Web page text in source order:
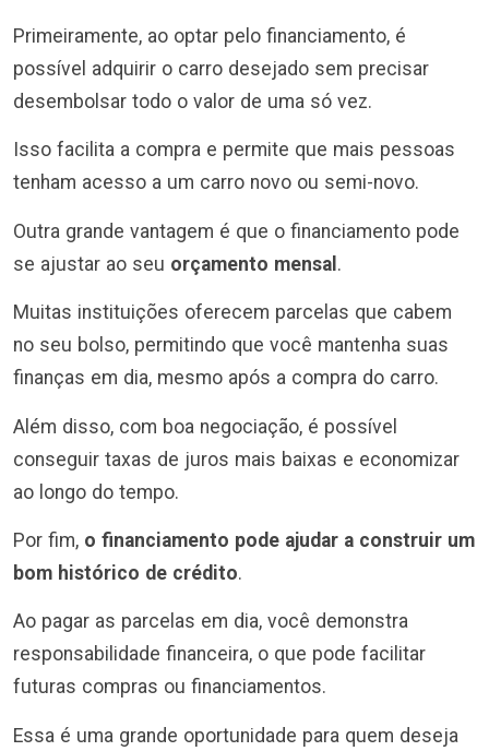
Primeiramente, ao optar pelo financiamento, é
possível adquirir o carro desejado sem precisar
desembolsar todo o valor de uma só vez.
Isso facilita a compra e permite que mais pessoas
tenham acesso a um carro novo ou semi-novo.
Outra grande vantagem é que o financiamento pode
se ajustar ao seu orçamento mensal .
Muitas instituições oferecem parcelas que cabem
no seu bolso, permitindo que você mantenha suas
finanças em dia, mesmo após a compra do carro.
Além disso, com boa negociação, é possível
conseguir taxas de juros mais baixas e economizar
ao longo do tempo.
Por fim, o financiamento pode ajudar a construir um
bom histórico de crédito.
Ao pagar as parcelas em dia, você demonstra
responsabilidade financeira, o que pode facilitar
futuras compras ou financiamentos.
Essa é uma grande oportunidade para quem deseja